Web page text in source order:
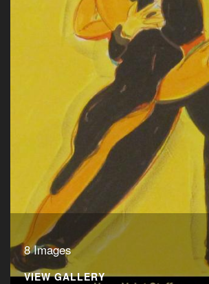
8 Images
VIEW GALLERY